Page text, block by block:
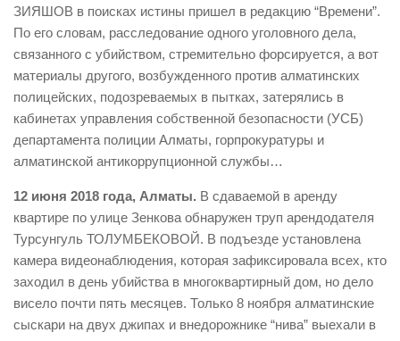
ЗИЯШОВ в поисках истины пришел в редакцию “Времени”.
По его словам, расследование одного уголовного дела,
связанного с убийством, стремительно форсируется, а вот
материалы другого, возбужденного против алматинских
полицейских, подозреваемых в пытках, затерялись в
кабинетах управления собственной безопасности (УСБ)
департамента полиции Алматы, горпрокуратуры и
алматинской антикоррупционной службы…
12 июня 2018 года, Алматы. В сдаваемой в аренду
квартире по улице Зенкова обнаружен труп арендодателя
Турсунгуль ТОЛУМБЕКОВОЙ. В подъезде установлена
камера видеонаблюдения, которая зафиксировала всех, кто
заходил в день убийства в многоквартирный дом, но дело
висело почти пять месяцев. Только 8 ноября алматинские
сыскари на двух джипах и внедорожнике “нива” выехали в